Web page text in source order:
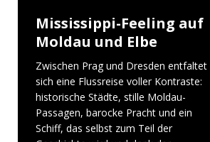
Mississippi-Feeling auf
Moldau und Elbe
Zwischen Prag und Dresden entfaltet
sich eine Flussreise voller Kontraste:
historische Städte, stille Moldau-
Passagen, barocke Pracht und ein
Schiff, das selbst zum Teil der